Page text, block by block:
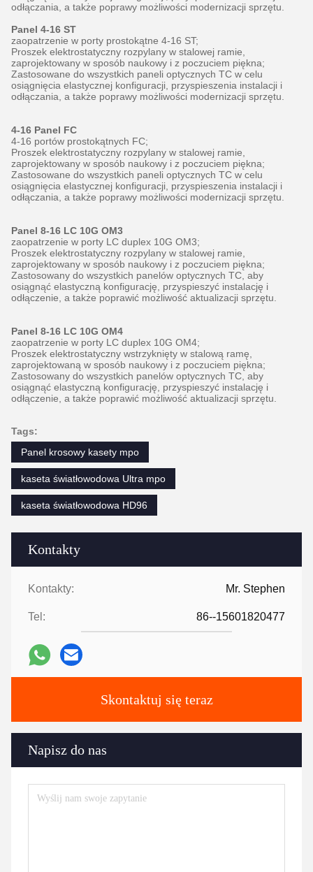
Kontakty
Kontakty: Mr. Stephen
Tel: 86--15601820477
Skontaktuj się teraz
Napisz do nas
odłączania, a także poprawy możliwości modernizacji sprzętu.
Panel 4-16 ST
zaopatrzenie w porty prostokątne 4-16 ST;
Proszek elektrostatyczny rozpylany w stalowej ramie,
zaprojektowany w sposób naukowy i z poczuciem piękna;
Zastosowane do wszystkich paneli optycznych TC w celu
osiągnięcia elastycznej konfiguracji, przyspieszenia instalacji i
odłączania, a także poprawy możliwości modernizacji sprzętu.
4-16 Panel FC
4-16 portów prostokątnych FC;
Proszek elektrostatyczny rozpylany w stalowej ramie,
zaprojektowany w sposób naukowy i z poczuciem piękna;
Zastosowane do wszystkich paneli optycznych TC w celu
osiągnięcia elastycznej konfiguracji, przyspieszenia instalacji i
odłączania, a także poprawy możliwości modernizacji sprzętu.
Panel 8-16 LC 10G OM3
zaopatrzenie w porty LC duplex 10G OM3;
Proszek elektrostatyczny rozpylany w stalowej ramie,
zaprojektowany w sposób naukowy i z poczuciem piękna;
Zastosowany do wszystkich panelów optycznych TC, aby
osiągnąć elastyczną konfigurację, przyspieszyć instalację i
odłączenie, a także poprawić możliwość aktualizacji sprzętu.
Panel 8-16 LC 10G OM4
zaopatrzenie w porty LC duplex 10G OM4;
Proszek elektrostatyczny wstrzyknięty w stalową ramę,
zaprojektowaną w sposób naukowy i z poczuciem piękna;
Zastosowany do wszystkich panelów optycznych TC, aby
osiągnąć elastyczną konfigurację, przyspieszyć instalację i
odłączenie, a także poprawić możliwość aktualizacji sprzętu.
Tags:
Panel krosowy kasety mpo
kaseta światłowodowa Ultra mpo
kaseta światłowodowa HD96